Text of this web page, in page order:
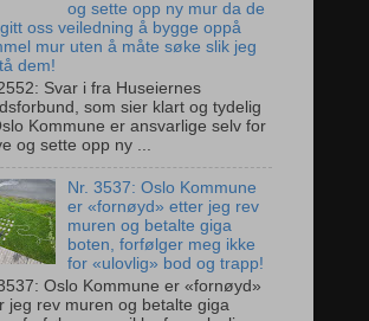
og sette opp ny mur da de
oss veiledning å bygge oppå
mur uten å måte søke slik jeg
dem!
Svar i fra Huseiernes
som sier klart og tydelig
Kommune er ansvarlige selv for
og sette opp ny ...
Nr. 3537: Oslo Kommune
er «fornøyd» etter jeg rev
muren og betalte giga
boten, forfølger meg ikke
for «ulovlig» bod og trapp!
Oslo Kommune er «fornøyd»
jeg rev muren og betalte giga